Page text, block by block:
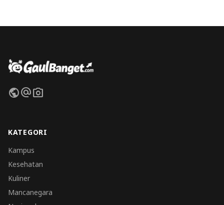
publicalternate_emailphoto_camera
KATEGORI
Kampus
Kesehatan
Kuliner
Mancanegara